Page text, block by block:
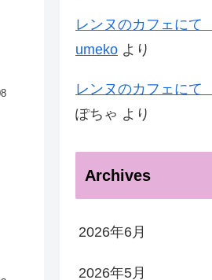
レンヌのカフェに
umeko より
レンヌのカフェに
ぽちゃ より
Archives
2026年6月
2026年5月